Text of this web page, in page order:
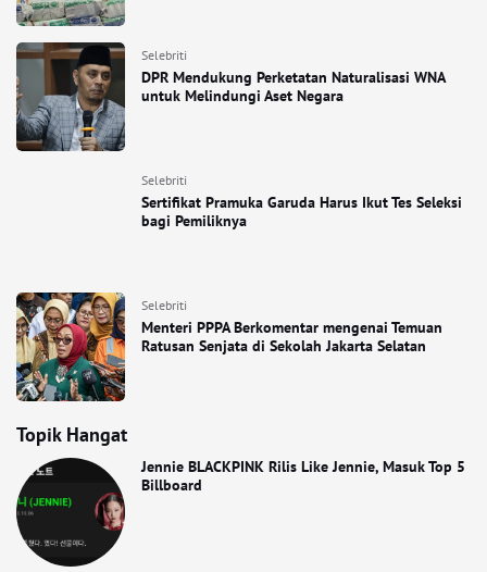
Selebriti
DPR Mendukung Perketatan Naturalisasi WNA
untuk Melindungi Aset Negara
Selebriti
Sertifikat Pramuka Garuda Harus Ikut Tes Seleksi
bagi Pemiliknya
Selebriti
Menteri PPPA Berkomentar mengenai Temuan
Ratusan Senjata di Sekolah Jakarta Selatan
Topik Hangat
Jennie BLACKPINK Rilis Like Jennie, Masuk Top 5
Billboard